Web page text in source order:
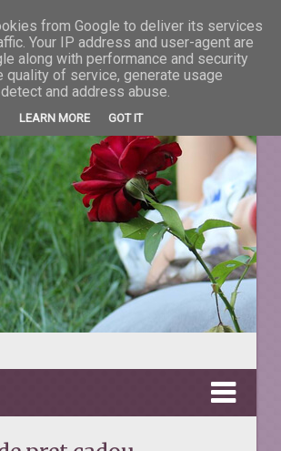
cu
CE NE ÎNFRUMUSEŢEAZĂ VIAŢA.
from Google to deliver its services
Your IP address and user-agent are
along with performance and security
quality of service, generate usage
and address abuse.
LEARN MORE GOT IT